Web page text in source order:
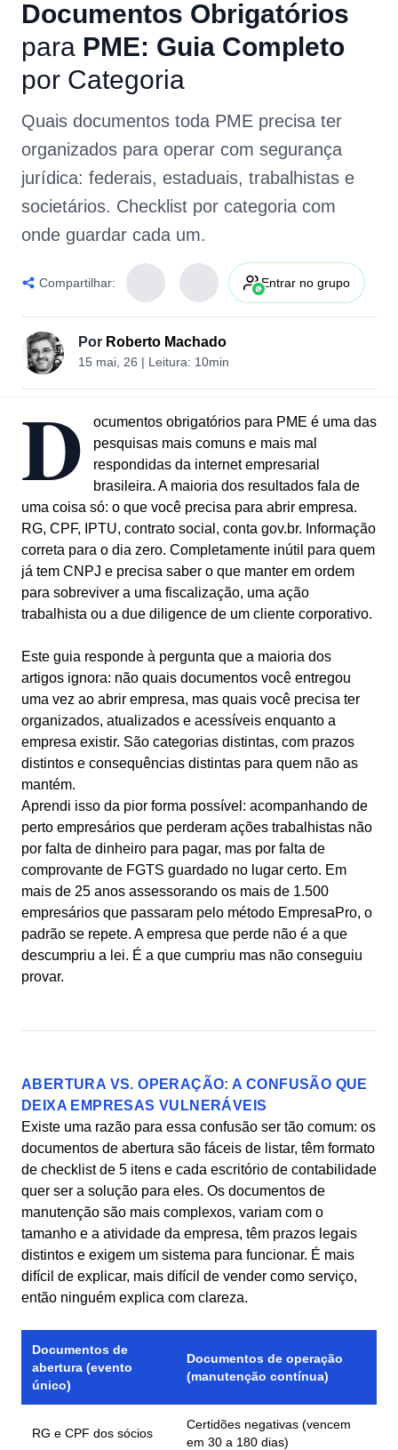
Documentos Obrigatórios
para PME: Guia Completo
por Categoria
Quais documentos toda PME precisa ter
organizados para operar com segurança
jurídica: federais, estaduais, trabalhistas e
societários. Checklist por categoria com
onde guardar cada um.
Compartilhar: Entrar no grupo
Por Roberto Machado
15 mai, 26 | Leitura: 10min
D
ocumentos obrigatórios para PME é uma das
pesquisas mais comuns e mais mal
respondidas da internet empresarial
brasileira. A maioria dos resultados fala de
uma coisa só: o que você precisa para abrir empresa.
RG, CPF, IPTU, contrato social, conta gov.br. Informação
correta para o dia zero. Completamente inútil para quem
já tem CNPJ e precisa saber o que manter em ordem
para sobreviver a uma fiscalização, uma ação
trabalhista ou a due diligence de um cliente corporativo.
Este guia responde à pergunta que a maioria dos
artigos ignora: não quais documentos você entregou
uma vez ao abrir empresa, mas quais você precisa ter
organizados, atualizados e acessíveis enquanto a
empresa existir. São categorias distintas, com prazos
distintos e consequências distintas para quem não as
mantém.
Aprendi isso da pior forma possível: acompanhando de
perto empresários que perderam ações trabalhistas não
por falta de dinheiro para pagar, mas por falta de
comprovante de FGTS guardado no lugar certo. Em
mais de 25 anos assessorando os mais de 1.500
empresários que passaram pelo método EmpresaPro, o
padrão se repete. A empresa que perde não é a que
descumpriu a lei. É a que cumpriu mas não conseguiu
provar.
ABERTURA VS. OPERAÇÃO: A CONFUSÃO QUE
DEIXA EMPRESAS VULNERÁVEIS
Existe uma razão para essa confusão ser tão comum: os
documentos de abertura são fáceis de listar, têm formato
de checklist de 5 itens e cada escritório de contabilidade
quer ser a solução para eles. Os documentos de
manutenção são mais complexos, variam com o
tamanho e a atividade da empresa, têm prazos legais
distintos e exigem um sistema para funcionar. É mais
difícil de explicar, mais difícil de vender como serviço,
então ninguém explica com clareza.
Documentos de
abertura (evento
único)
Documentos de operação
(manutenção contínua)
RG e CPF dos sócios
Certidões negativas (vencem
em 30 a 180 dias)